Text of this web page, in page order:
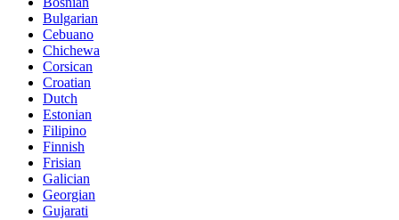
Bulgarian
Cebuano
Chichewa
Corsican
Croatian
Dutch
Estonian
Filipino
Finnish
Frisian
Galician
Georgian
Gujarati